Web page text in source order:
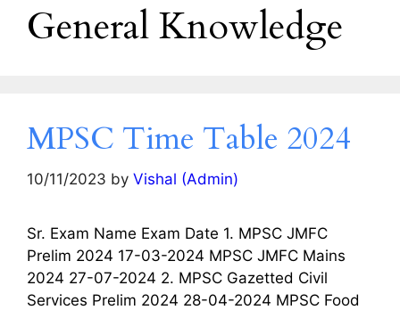
General Knowledge
MPSC Time Table 2024
10/11/2023 by Vishal (Admin)
Sr. Exam Name Exam Date 1. MPSC JMFC
Prelim 2024 17-03-2024 MPSC JMFC Mains
2024 27-07-2024 2. MPSC Gazetted Civil
Services Prelim 2024 28-04-2024 MPSC Food